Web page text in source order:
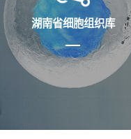
湖南省细胞组织库